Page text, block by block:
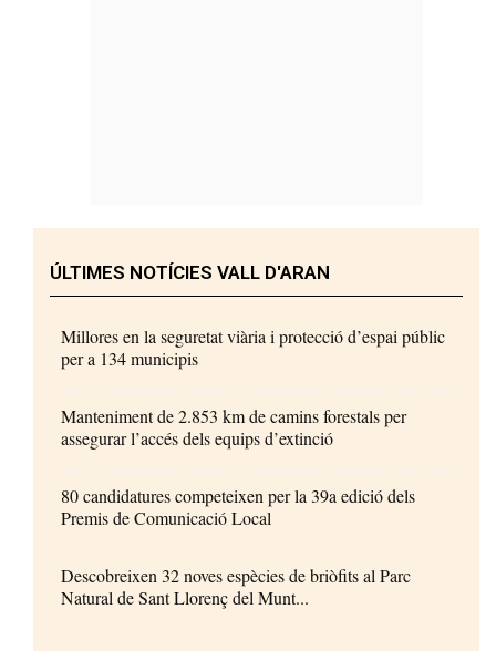
ÚLTIMES NOTÍCIES VALL D'ARAN
Millores en la seguretat viària i protecció d’espai públic
per a 134 municipis
Manteniment de 2.853 km de camins forestals per
assegurar l’accés dels equips d’extinció
80 candidatures competeixen per la 39a edició dels
Premis de Comunicació Local
Descobreixen 32 noves espècies de briòfits al Parc
Natural de Sant Llorenç del Munt...